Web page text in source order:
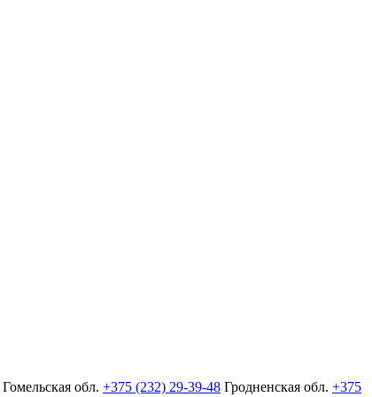
Гомельская обл. +375 (232) 29-39-48 Гродненская обл. +375